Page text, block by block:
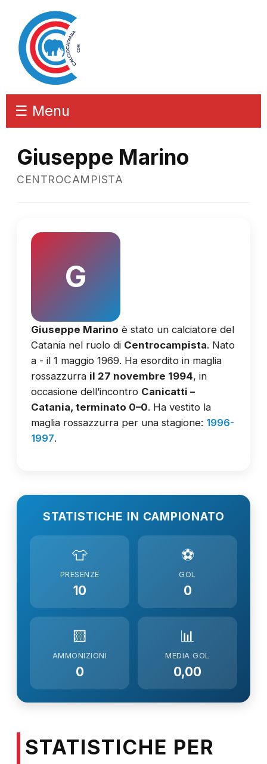
☰ Menu
Giuseppe Marino
CENTROCAMPISTA
G
Giuseppe Marino è stato un calciatore del
Catania nel ruolo di Centrocampista. Nato
a - il 1 maggio 1969. Ha esordito in maglia
rossazzurra il 27 novembre 1994, in
occasione dell’incontro Canicatti –
Catania, terminato 0–0. Ha vestito la
maglia rossazzurra per una stagione: 1996-
1997.
STATISTICHE IN CAMPIONATO
👕
PRESENZE
10
⚽
GOL
0
🟨
AMMONIZIONI
0
📊
MEDIA GOL
0,00
STATISTICHE PER